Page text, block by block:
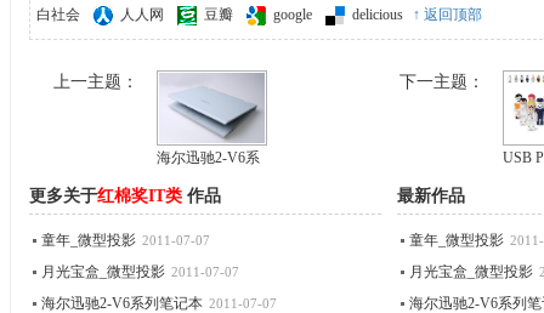
白社会 人人网 豆瓣 google delicious ↑ 返回顶部
海尔迅驰2-V6系
上一主题：
USB
下一主题：
更多关于红棉奖IT类 作品
童年_微型投影 2011-07-07
月光宝盒_微型投影 2011-07-07
海尔迅驰2-V6系列笔记本 2011-07-07
最新作品
童年_微型投影
月光宝盒_微型投影
海尔迅驰2-V6系列